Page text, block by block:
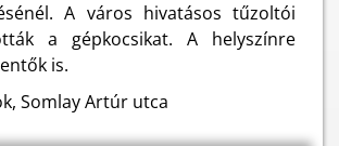
A város hivatásos tűzoltói
a gépkocsikat. A helyszínre
is.
Somlay Artúr utca